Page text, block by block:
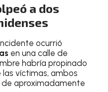
a dos
ocurrió
en una calle de
habría propinado
víctimas, ambos
aproximadamente